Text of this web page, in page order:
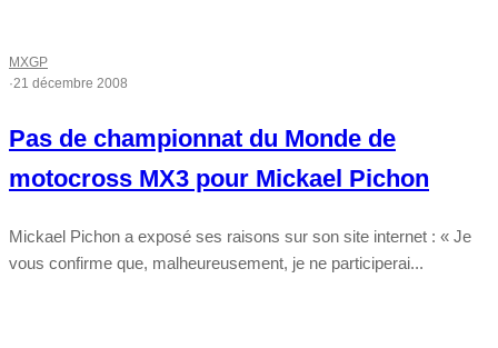
MXGP
·21 décembre 2008
Pas de championnat du Monde de
motocross MX3 pour Mickael Pichon
Mickael Pichon a exposé ses raisons sur son site internet : « Je
vous confirme que, malheureusement, je ne participerai...